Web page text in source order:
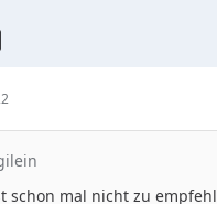
schon mal nicht zu